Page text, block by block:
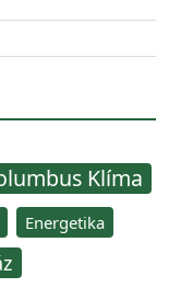
Klíma
Energetika